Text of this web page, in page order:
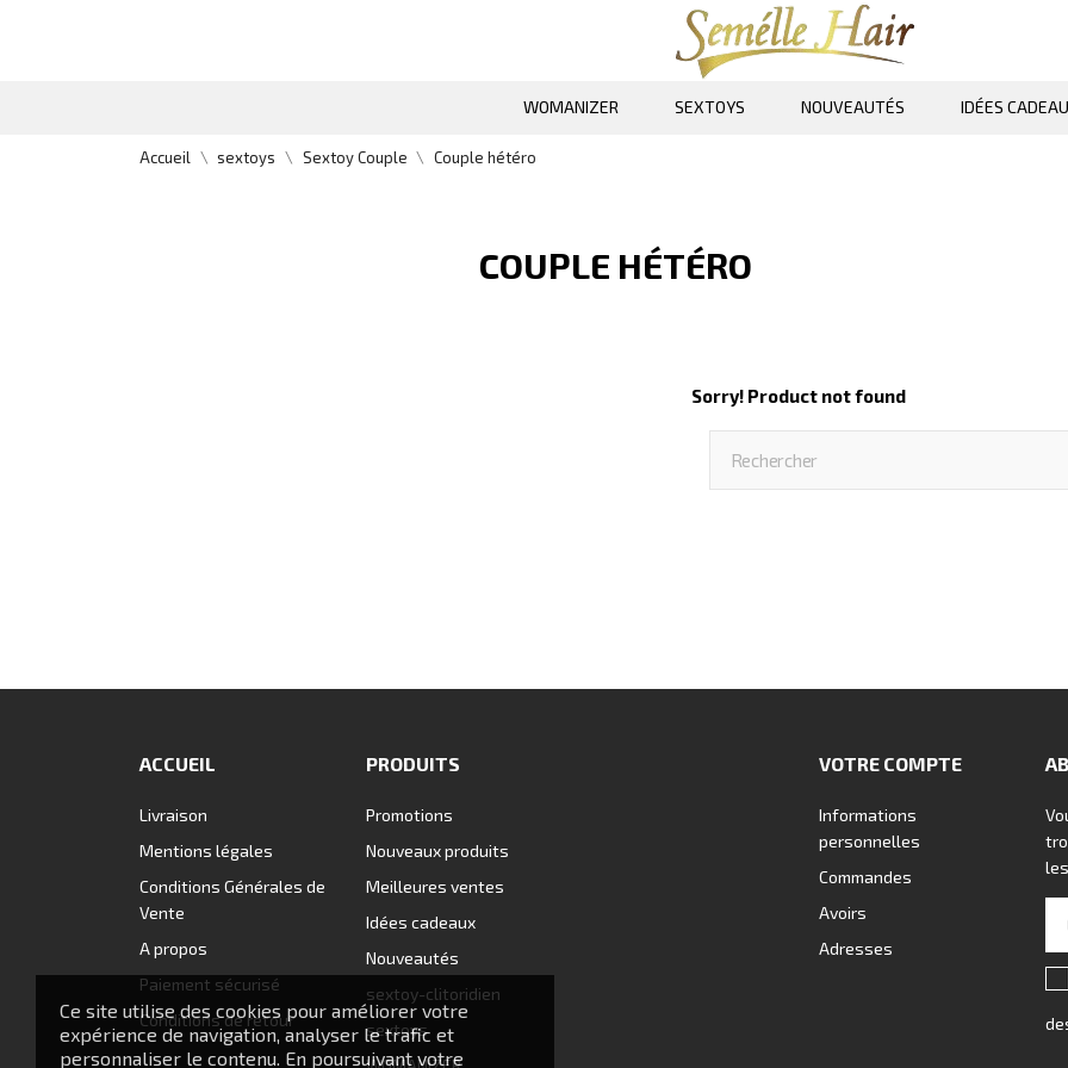
Ce site utilise des cookies pour améliorer votre
expérience de navigation, analyser le trafic et
personnaliser le contenu. En poursuivant votre
WOMANIZER SEXTOYS NOUVEAUTÉS IDÉES
Accueil sextoys Sextoy Couple Couple hétéro
COUPLE HÉTÉRO
Sorry! Product not found
ACCUEIL
Livraison
Mentions légales
Conditions Générales de
Vente
A propos
Paiement sécurisé
Conditions de retour
PRODUITS
Promotions
Nouveaux produits
Meilleures ventes
Idées cadeaux
Nouveautés
sextoy-clitoridien
sextoys
VOTRE COMPTE
Informations
personnelles
Commandes
Avoirs
Adresses